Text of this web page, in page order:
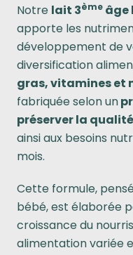
Notre lait 3ème âge
apporte les
développement de
diversification
gras, vitamines et
fabriquée selon un
préserver la
ainsi aux besoins
mois.
Cette formule,
bébé, est élaborée
croissance du
alimentation variée